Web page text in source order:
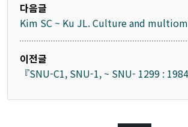
다음글
Kim SC ~ Ku JL. Culture and
lung cancer patient-derived pleural
revealed distinct druggable molecular
Rep. 2022;12:6345.
이전글
『SNU-C1, SNU-1, ~ SNU- 1299 :
』, Ku JL, Park JG : Biology of SNU